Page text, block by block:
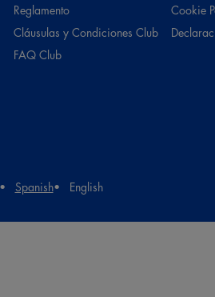
Reglamento
Cláusulas y Condiciones Club
FAQ Club
Cookie
Spanish English